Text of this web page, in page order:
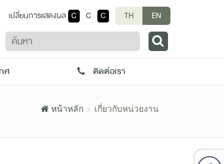
เปลี่ยนการแสดงผล C C C TH EN
ค้นหา
ศ ติดต่อเรา
หน้าหลัก เกี่ยวกับหน่วยงาน